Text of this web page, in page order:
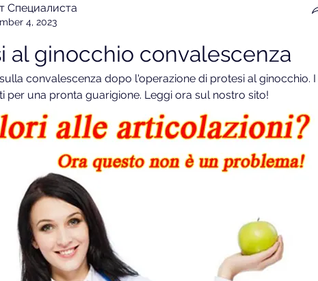
Специалиста
4, 2023
al ginocchio convalescenza
convalescenza dopo l'operazione di protesi al ginocchio. I
per una pronta guarigione. Leggi ora sul nostro sito!